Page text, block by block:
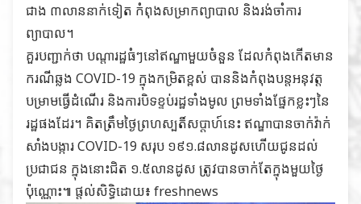
ជាង ៣លាននាក់ទៀត កំពុងសម្រាកព្យាបាល និងរង់ចាំការ
ព្យាបាល។
គួរបញ្ជាក់ថា បណ្តារដ្ឋធំៗនៅឥណ្ឌាមួយចំនួន ដែលកំពុងកើតមាន
ករណីឆ្លង COVID-19 ក្នុងកម្រិតខ្ពស់ បាននិងកំពុងបន្តអនុវត្ត
បម្រាមធ្វើដំណើរ និងការបិទខ្ទប់រដ្ឋទាំងមូល ព្រមទាំងផ្នែកខ្លះៗនៃ
រដ្ឋផងដែរ។ គិតត្រឹមថ្ងៃព្រហស្បតិ៍សប្តាហ៍នេះ ឥណ្ឌាបានចាក់វ៉ាក់
សាំងបង្ការ COVID-19 សរុប ១៩១.៨លានដូសហើយជូនដល់
ប្រជាជន ក្នុងនោះជិត ១.៥លានដូស ត្រូវបានចាក់តែក្នុងមួយថ្ងៃ
ប៉ុណ្ណោះ៕ ផ្តល់សិទ្ធិដោយ៖ freshnews